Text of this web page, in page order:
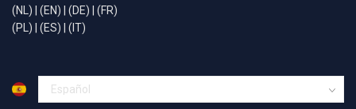
(NL)
(EN) (DE)
(FR)
(PL)
(ES) (IT)